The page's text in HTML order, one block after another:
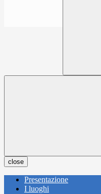
close
Presentazione
I luoghi